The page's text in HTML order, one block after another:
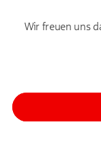
Wir freuen uns